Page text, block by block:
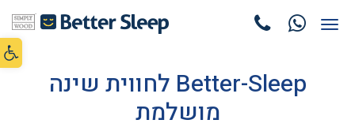
פתח
תפריט
Better-Sleep לחווית שינה
מושלמת